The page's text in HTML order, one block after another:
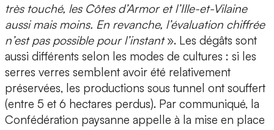
très touché, les Côtes d’Armor et l’Ille-et-Vilaine
aussi mais moins. En revanche, l’évaluation chiffrée
n’est pas possible pour l’instant». Les dégâts sont
aussi différents selon les modes de cultures : si les
serres verres semblent avoir été relativement
préservées, les productions sous tunnel ont souffert
(entre 5 et 6 hectares perdus). Par communiqué, la
Confédération paysanne appelle à la mise en place